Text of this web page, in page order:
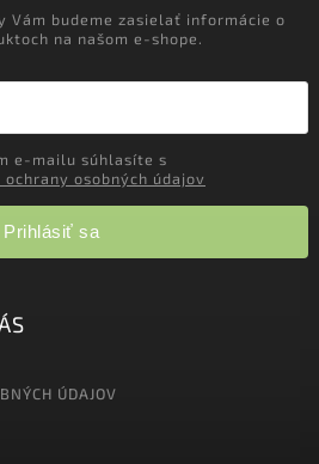
Vám budeme zasielať informácie o
na našom e-shope.
ochrany osobných údajov
Prihlásiť sa
ÚDAJOV